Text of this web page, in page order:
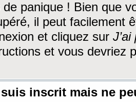
de panique ! Bien que
il peut facilement
et cliquez sur
et vous devriez
suis inscrit mais ne